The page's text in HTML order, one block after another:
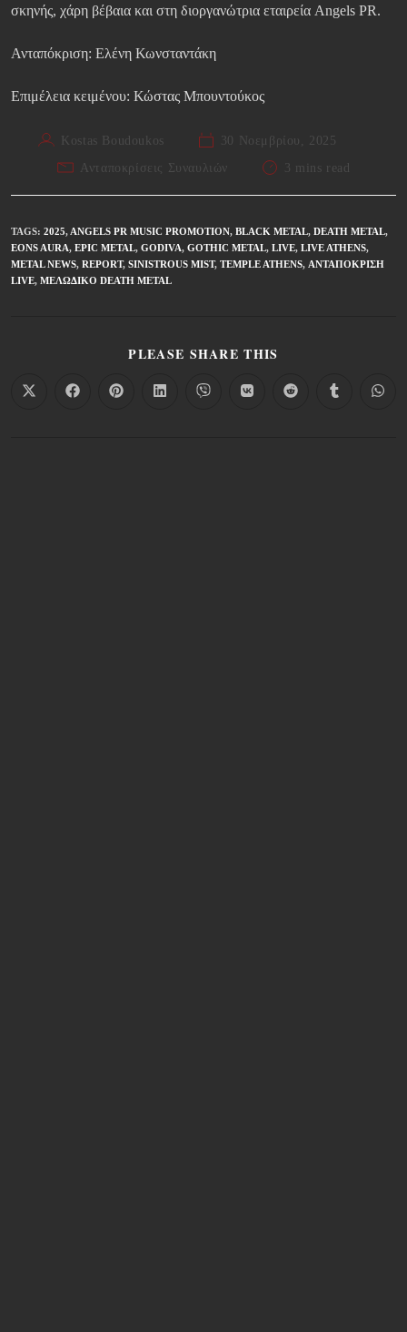
σκηνής, χάρη βέβαια και στη διοργανώτρια εταιρεία Angels PR.
Ανταπόκριση: Ελένη Κωνσταντάκη
Επιμέλεια κειμένου: Κώστας Μπουντούκος
Kostas Boudoukos
30 Νοεμβρίου, 2025
Ανταποκρίσεις Συναυλιών
3 mins read
TAGS: 2025, ANGELS PR MUSIC PROMOTION, BLACK METAL, DEATH METAL,
EONS AURA, EPIC METAL, GODIVA, GOTHIC METAL, LIVE, LIVE ATHENS,
METAL NEWS, REPORT, SINISTROUS MIST, TEMPLE ATHENS, ΑΝΤΑΠΌΚΡΙΣΗ
LIVE, ΜΕΛΩΔΙΚΌ DEATH METAL
PLEASE SHARE THIS